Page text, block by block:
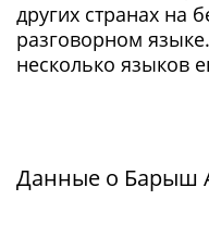
других странах на
разговорном
несколько языков
Данные о Барыш